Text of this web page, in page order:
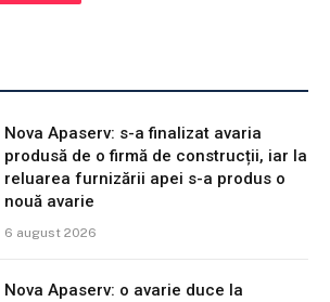
Nova Apaserv: s-a finalizat avaria
produsă de o firmă de construcții, iar la
reluarea furnizării apei s-a produs o
nouă avarie
6 august 2026
Nova Apaserv: o avarie duce la